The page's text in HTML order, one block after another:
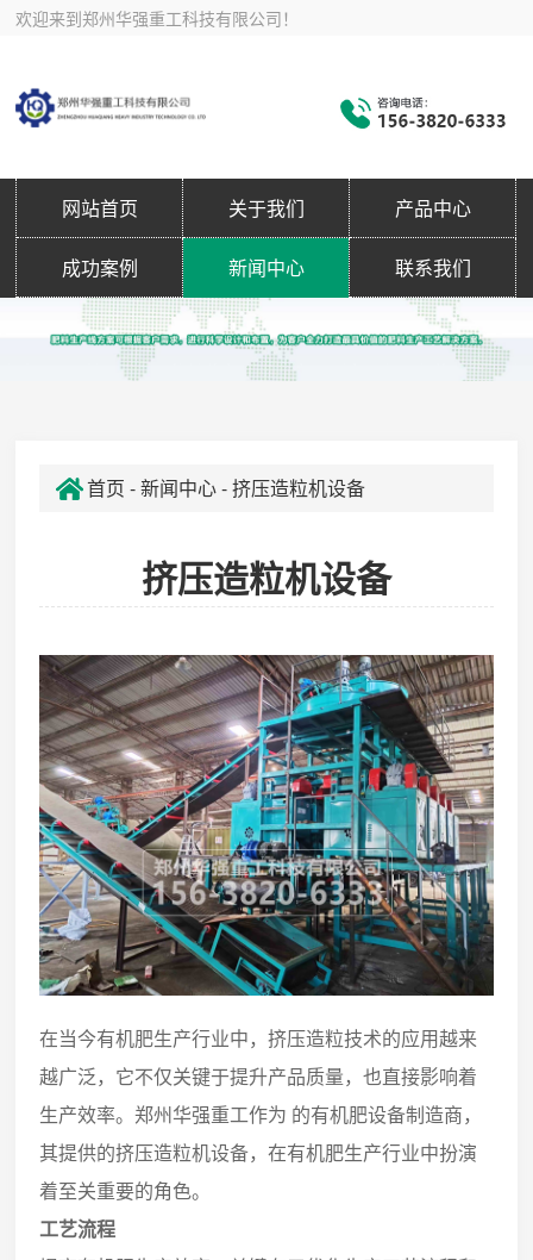
欢迎来到郑州华强重工科技有限公司！
网站首页 关于我们 产品中心
成功案例 新闻中心 联系我们
首页 -新闻中心- 挤压造粒机设备
挤压造粒机设备
在当今有机肥生产行业中，挤压造粒技术的应用越来
越广泛，它不仅关键于提升产品质量，也直接影响着
生产效率。郑州华强重工作为 的有机肥设备制造商，
其提供的挤压造粒机设备，在有机肥生产行业中扮演
着至关重要的角色。
工艺流程